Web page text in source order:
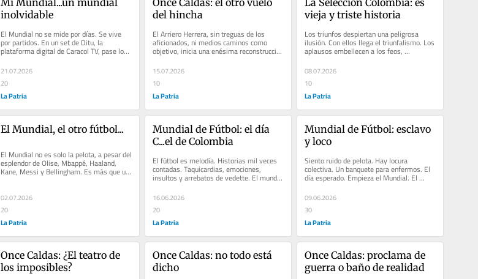
inolvidable
El Mundial no se mide por días. Se vive
por partidos. En un set de Ditu, la
plataforma digital de Caracol TV, pase los
104 partidos...parece mentira,...
21.07.2026
20
La Patria
del hincha
El Arriero Herrera, sin treguas de los
aficionados, ni medios caminos como
objetivo, inicia una enésima reconstrucción
de su nómina en el Once...
15.07.2026
10
La Patria
vieja y triste historia
Los triunfos despiertan una peligrosa
ilusión. Con ellos llega el triunfalismo. Los
aplausos embellecen a los feos,
convierten en doctores a los...
08.07.2026
10
La Patria
El Mundial, el otro fútbol...
El Mundial no es solo la pelota, a pesar del
esplendor de Olise, Mbappé, Haaland,
Kane, Messi y Bellingham. Es más que un
desfile de figuras...
02.07.2026
20
La Patria
Mundial de Fútbol: el día
C...el de Colombia
El fútbol es melodía. Historias mil veces
contadas. Taquicardias, emociones,
insultos y arrebatos de vedette. El mundo
de "22 locos,...
16.06.2026
20
La Patria
Mundial de Fútbol: esclavo
y loco
Siento ruido de pelota. Hay locura
colectiva. Un banquete para enfermos. El
día esperado. Empieza el Mundial. El
fútbol es melodía. Historias mil...
09.06.2026
30
La Patria
Once Caldas: ¿El teatro de
los imposibles?
Once Caldas: no todo está
dicho
Once Caldas: proclama de
guerra o baño de realidad